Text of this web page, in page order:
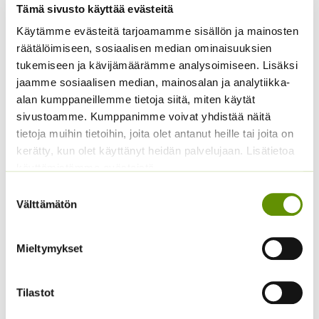
Tämä sivusto käyttää evästeitä
Käytämme evästeitä tarjoamamme sisällön ja mainosten
räätälöimiseen, sosiaalisen median ominaisuuksien
tukemiseen ja kävijämäärämme analysoimiseen. Lisäksi
jaamme sosiaalisen median, mainosalan ja analytiikka-
alan kumppaneillemme tietoja siitä, miten käytät
sivustoamme. Kumppanimme voivat yhdistää näitä
tietoja muihin tietoihin, joita olet antanut heille tai joita on
kerätty, kun olet käyttänyt heidän palvelujaan. Lisätietoa
valinta
Välttämätön
Mieltymykset
Tilastot
Laukkaneilikka Morning
Star White
4,00€ – 9,00€Hintaluokka:
4,00 €
-
9,00 €
Sisältää
Tähtikello
2,95€ – 9,00€ Hintaluokka:
2,95 €
9,00 €
Sisältää
arvonlisäveron
Laukkaneilikka Morning
Hentohöyhenheinä
Hintaluokka:
3,50 €
Sisältää